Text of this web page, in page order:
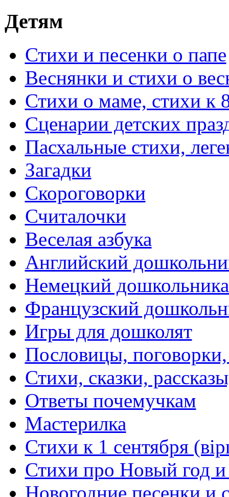
Детям
Стихи и песенки о папе
Веснянки и стихи о
Стихи о маме, стихи к
Сценарии детских
Пасхальные стихи,
Загадки
Скороговорки
Считалочки
Веселая азбука
Английский
Немецкий
Французский
Игры для дошколят
Пословицы,
Стихи, сказки,
Ответы почемучкам
Мастерилка
Стихи к 1 сентября
Стихи про Новый год
Новогодние песенки и